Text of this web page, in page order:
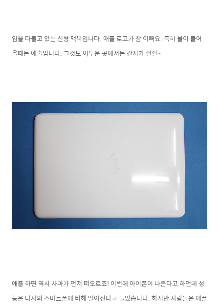
입을 다물고 있는 신형 맥북입니다. 애플 로고가 참 이뻐요. 특히 불이 들어
올때는 예술입니다. 그것도 어두운 곳에서는 간지가 쥘쥘~
애플 하면 역시 사과가 먼저 떠오르죠! 이번에 아이폰이 나온다고 하던데 성
능은 타사의 스마트폰에 비해 떨어진다고 들었습니다. 하지만 사람들은 애플